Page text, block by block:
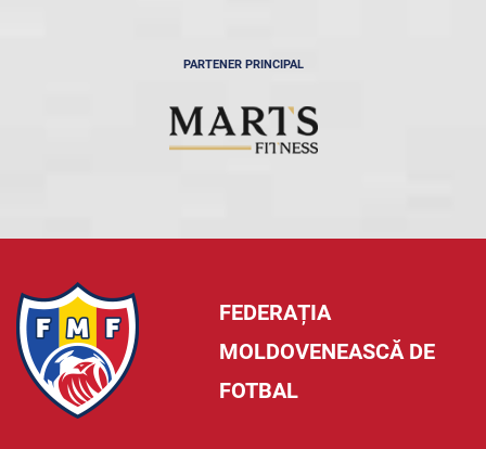
PARTENER PRINCIPAL
FEDERAȚIA
MOLDOVENEASCĂ DE
FOTBAL